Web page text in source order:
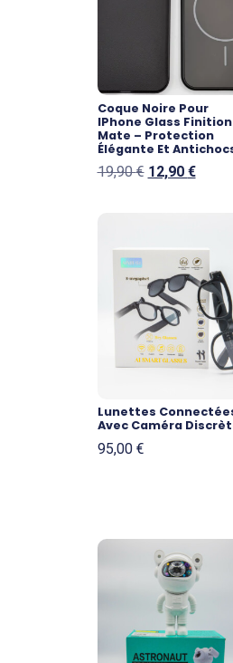
Coque Noire Pour
IPhone Glass Finition
Mate – Protection
Élégante Et
19,90€ 12,90 €
Lunettes
Avec Caméra
95,00 €